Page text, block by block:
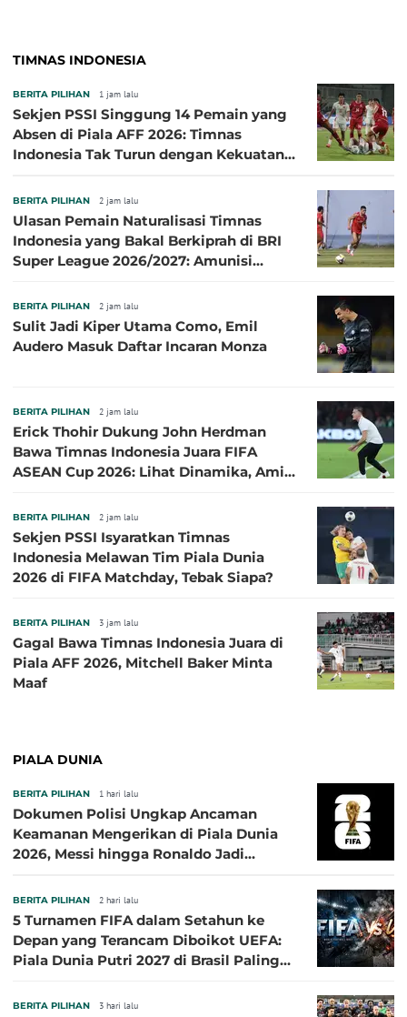
TIMNAS INDONESIA
BERITA PILIHAN 1 jam lalu
Sekjen PSSI Singgung 14 Pemain yang
Absen di Piala AFF 2026: Timnas
Indonesia Tak Turun dengan Kekuatan
BERITA PILIHAN 2 jam lalu
Ulasan Pemain Naturalisasi Timnas
Indonesia yang Bakal Berkiprah di BRI
Super League 2026/2027: Amunisi
BERITA PILIHAN 2 jam lalu
Sulit Jadi Kiper Utama Como, Emil
Audero Masuk Daftar Incaran Monza
BERITA PILIHAN 2 jam lalu
Erick Thohir Dukung John Herdman
Bawa Timnas Indonesia Juara FIFA
ASEAN Cup 2026: Lihat Dinamika, Amit-
BERITA PILIHAN 2 jam lalu
Sekjen PSSI Isyaratkan Timnas
Indonesia Melawan Tim Piala Dunia
2026 di FIFA Matchday, Tebak Siapa?
BERITA PILIHAN 3 jam lalu
Gagal Bawa Timnas Indonesia Juara di
Piala AFF 2026, Mitchell Baker Minta
Maaf
PIALA DUNIA
BERITA PILIHAN 1 hari lalu
Dokumen Polisi Ungkap Ancaman
Keamanan Mengerikan di Piala Dunia
2026, Messi hingga Ronaldo Jadi
BERITA PILIHAN 2 hari lalu
5 Turnamen FIFA dalam Setahun ke
Depan yang Terancam Diboikot UEFA:
Piala Dunia Putri 2027 di Brasil Paling
BERITA PILIHAN 3 hari lalu